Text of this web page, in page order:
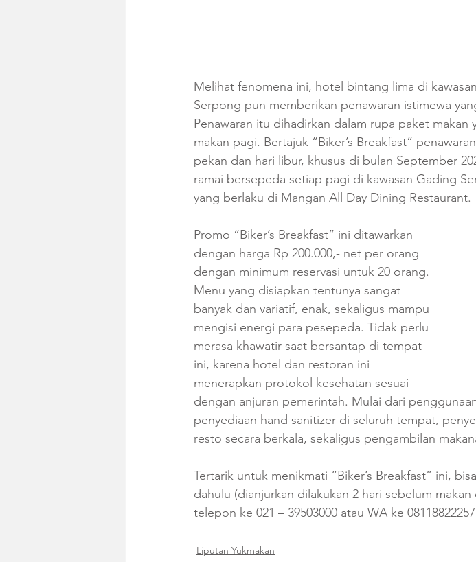
Melihat fenomena ini, hotel bintang lima di
Serpong pun memberikan penawaran istimewa
Penawaran itu dihadirkan dalam rupa paket makan
makan pagi. Bertajuk “Biker’s Breakfast”
pekan dan hari libur, khusus di bulan September
ramai bersepeda setiap pagi di kawasan Gading
yang berlaku di Mangan All Day Dining Restaurant.
Promo “Biker’s Breakfast” ini ditawarkan
dengan harga Rp 200.000,- net per orang
dengan minimum reservasi untuk 20 orang.
Menu yang disiapkan tentunya sangat
banyak dan variatif, enak, sekaligus mampu
mengisi energi para pesepeda. Tidak perlu
merasa khawatir saat bersantap di tempat
ini, karena hotel dan restoran ini
menerapkan protokol kesehatan sesuai
dengan anjuran pemerintah. Mulai dari
penyediaan hand sanitizer di seluruh tempat,
resto secara berkala, sekaligus pengambilan
Tertarik untuk menikmati “Biker’s Breakfast” ini,
dahulu (dianjurkan dilakukan 2 hari sebelum
telepon ke 021 – 39503000 atau WA ke
Liputan Yukmakan